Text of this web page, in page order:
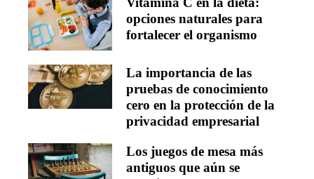
opciones naturales para
fortalecer el organismo
La importancia de las
pruebas de conocimiento
cero en la protección de la
privacidad empresarial
Los juegos de mesa más
antiguos que aún se